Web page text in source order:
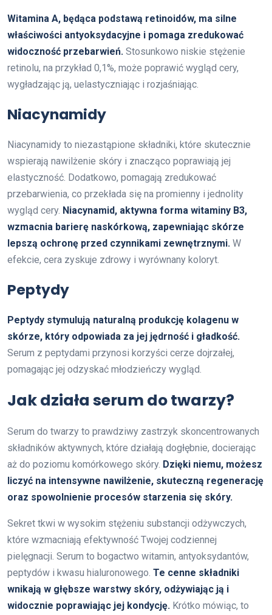
Witamina A, będąca podstawą retinoidów, ma silne
właściwości antyoksydacyjne i pomaga zredukować
widoczność przebarwień. Stosunkowo niskie stężenie
retinolu, na przykład 0,1%, może poprawić wygląd cery,
wygładzając ją, uelastyczniając i rozjaśniając.
Niacynamidy
Niacynamidy to niezastąpione składniki, które skutecznie
wspierają nawilżenie skóry i znacząco poprawiają jej
elastyczność. Dodatkowo, pomagają zredukować
przebarwienia, co przekłada się na promienny i jednolity
wygląd cery. Niacynamid, aktywna forma witaminy B3,
wzmacnia barierę naskórkową, zapewniając skórze
lepszą ochronę przed czynnikami zewnętrznymi. W
efekcie, cera zyskuje zdrowy i wyrównany koloryt.
Peptydy
Peptydy stymulują naturalną produkcję kolagenu w
skórze, który odpowiada za jej jędrność i gładkość.
Serum z peptydami przynosi korzyści cerze dojrzałej,
pomagając jej odzyskać młodzieńczy wygląd.
Jak działa serum do twarzy?
Serum do twarzy to prawdziwy zastrzyk skoncentrowanych
składników aktywnych, które działają dogłębnie, docierając
aż do poziomu komórkowego skóry. Dzięki niemu, możesz
liczyć na intensywne nawilżenie, skuteczną regenerację
oraz spowolnienie procesów starzenia się skóry.
Sekret tkwi w wysokim stężeniu substancji odżywczych,
które wzmacniają efektywność Twojej codziennej
pielęgnacji. Serum to bogactwo witamin, antyoksydantów,
peptydów i kwasu hialuronowego. Te cenne składniki
wnikają w głębsze warstwy skóry, odżywiając ją i
widocznie poprawiając jej kondycję. Krótko mówiąc, to